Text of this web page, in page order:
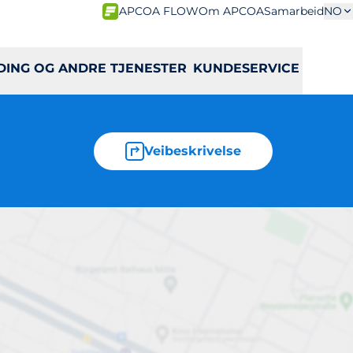
APCOA FLOWOm APCOASamarbeidNO
OG ANDRE TJENESTER KUNDESERVICE
Veibeskrivelse